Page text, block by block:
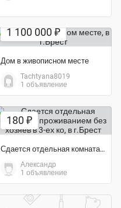
1 100 000 ₽
Дом в живописном месте
Tachtyana8019
1 объявление
180 ₽
Сдается отдельная комната с проживанием без хозяев в 3-ех ко
Александр
1 объявление